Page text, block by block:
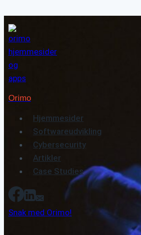
Fortsæt
til
indhold
Orimo
Hjemmesider
Softwareudvikling
Cybersecurity
Artikler
Case Studies
Snak med Orimo!